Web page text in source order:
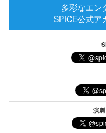
多彩なエン
SPICE公式ア
演